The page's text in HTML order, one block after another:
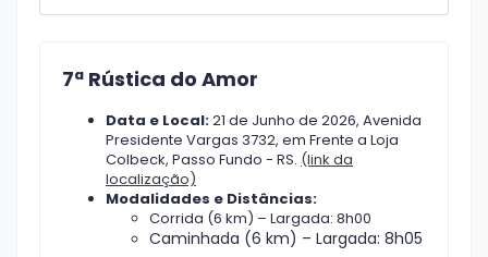
7ª Rústica do Amor
Data e Local:21 de Junho de 2026, Avenida
Presidente Vargas 3732, em Frente a Loja
Colbeck, Passo Fundo - RS. (link da
localização)
Modalidades e Distâncias:
Corrida (6 km) – Largada: 8h00
Caminhada (6 km) – Largada: 8h05